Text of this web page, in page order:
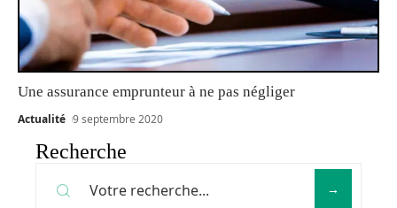
Une assurance emprunteur à ne pas négliger
Actualité 9 septembre 2020
Recherche